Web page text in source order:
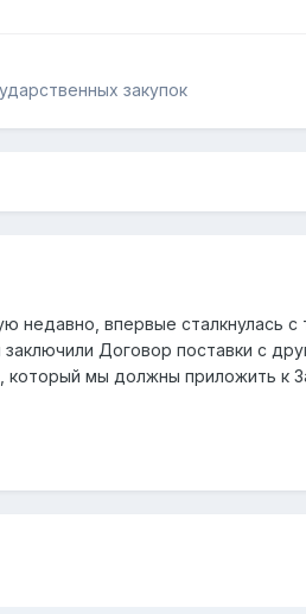
закупок
недавно, впервые
Договор поставки с
мы должны приложить к